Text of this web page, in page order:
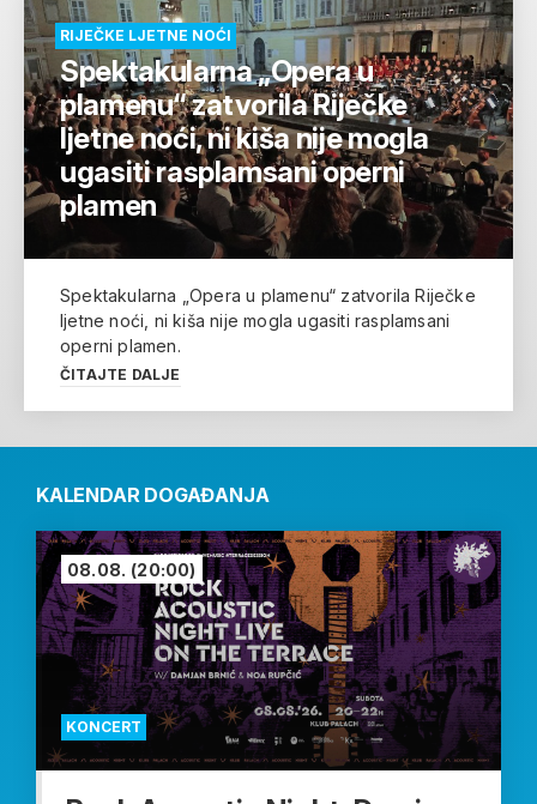
RIJEČKE LJETNE NOĆI
Spektakularna „Opera u
plamenu“ zatvorila Riječke
ljetne noći, ni kiša nije mogla
ugasiti rasplamsani operni
plamen
Spektakularna „Opera u plamenu“ zatvorila Riječke
ljetne noći, ni kiša nije mogla ugasiti rasplamsani
operni plamen.
ČITAJTE DALJE
KALENDAR DOGAĐANJA
KONCERT
08.08. (20:00)